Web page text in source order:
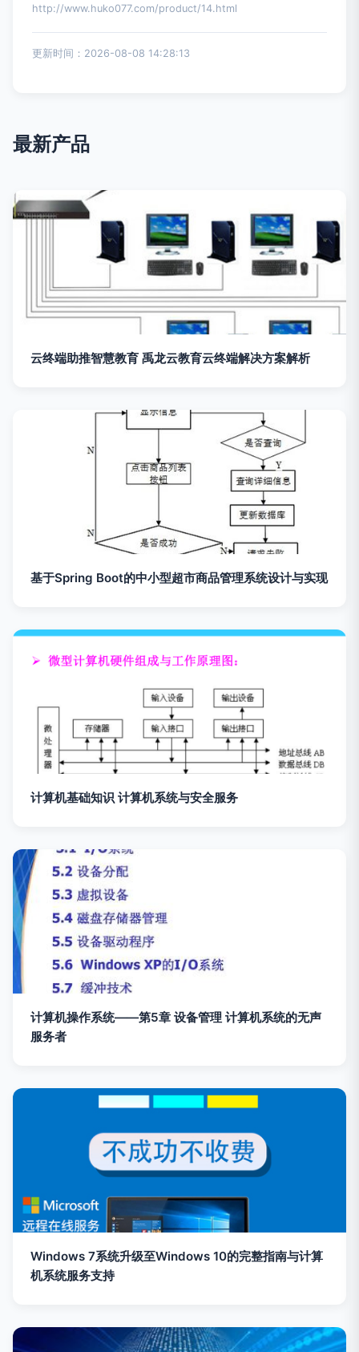
http://www.huko077.com/product/14.html
更新时间：2026-08-08 14:28:13
最新产品
云终端助推智慧教育 禹龙云教育云终端解决方案解析
基于Spring Boot的中小型超市商品管理系统设计与实现
计算机基础知识 计算机系统与安全服务
计算机操作系统——第5章 设备管理 计算机系统的无声
服务者
Windows 7系统升级至Windows 10的完整指南与计算
机系统服务支持